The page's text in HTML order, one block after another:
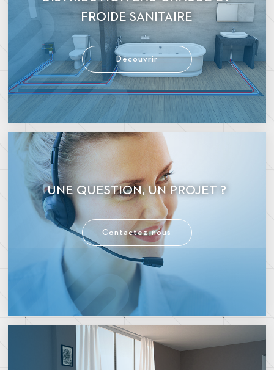
FROIDE SANITAIRE
Découvrir
UNE QUESTION, UN PROJET ?
Contactez-nous